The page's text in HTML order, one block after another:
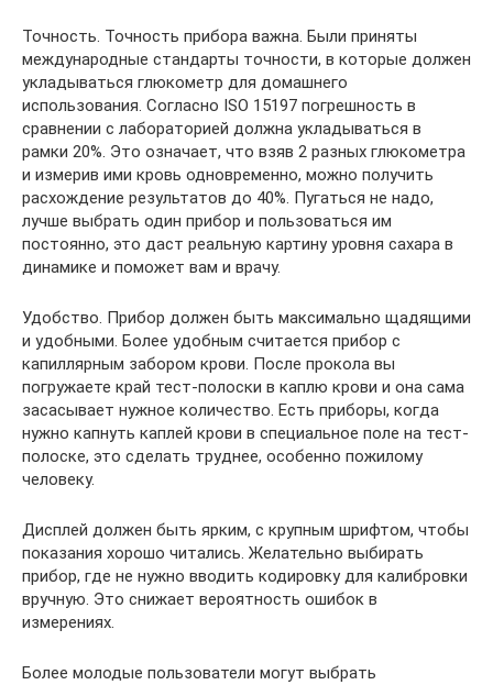
Точность. Точность прибора важна. Были приняты
международные стандарты точности, в которые должен
укладываться глюкометр для домашнего
использования. Согласно ISO 15197 погрешность в
сравнении с лабораторией должна укладываться в
рамки 20%. Это означает, что взяв 2 разных глюкометра
и измерив ими кровь одновременно, можно получить
расхождение результатов до 40%. Пугаться не надо,
лучше выбрать один прибор и пользоваться им
постоянно, это даст реальную картину уровня сахара в
динамике и поможет вам и врачу.
Удобство. Прибор должен быть максимально щадящими
и удобными. Более удобным считается прибор с
капиллярным забором крови. После прокола вы
погружаете край тест-полоски в каплю крови и она сама
засасывает нужное количество. Есть приборы, когда
нужно капнуть каплей крови в специальное поле на тест-
полоске, это сделать труднее, особенно пожилому
человеку.
Дисплей должен быть ярким, с крупным шрифтом, чтобы
показания хорошо читались. Желательно выбирать
прибор, где не нужно вводить кодировку для калибровки
вручную. Это снижает вероятность ошибок в
измерениях.
Более молодые пользователи могут выбрать